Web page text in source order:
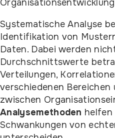
Systematische Analyse
Identifikation von
Daten. Dabei werden
Durchschnittswerte
Verteilungen,
verschiedenen Bereichen
zwischen
Analysemethoden helfen
Schwankungen von